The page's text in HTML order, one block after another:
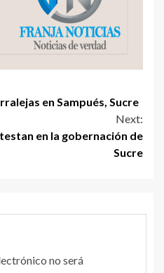
en Sampués, Sucre
Next:
en la gobernación de
Sucre
no será